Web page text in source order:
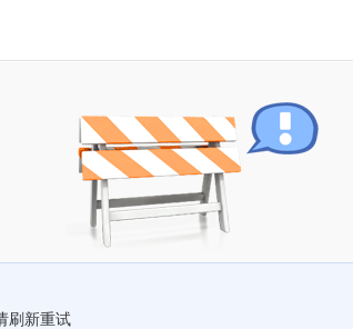
刷新重试